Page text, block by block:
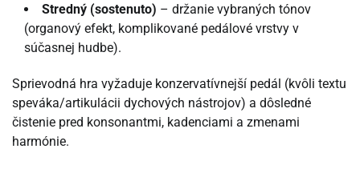
Stredný (sostenuto) – držanie vybraných tónov
(organový efekt, komplikované pedálové vrstvy v
súčasnej hudbe).
Sprievodná hra vyžaduje konzervatívnejší pedál (kvôli textu
speváka/artikulácii dychových nástrojov) a dôsledné
čistenie pred konsonantmi, kadenciami a zmenami
harmónie.